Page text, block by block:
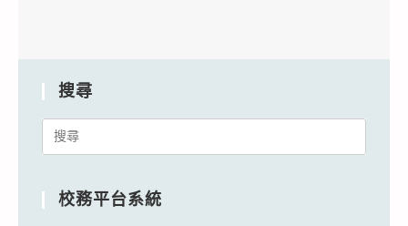
搜尋
Search
校務平台系統